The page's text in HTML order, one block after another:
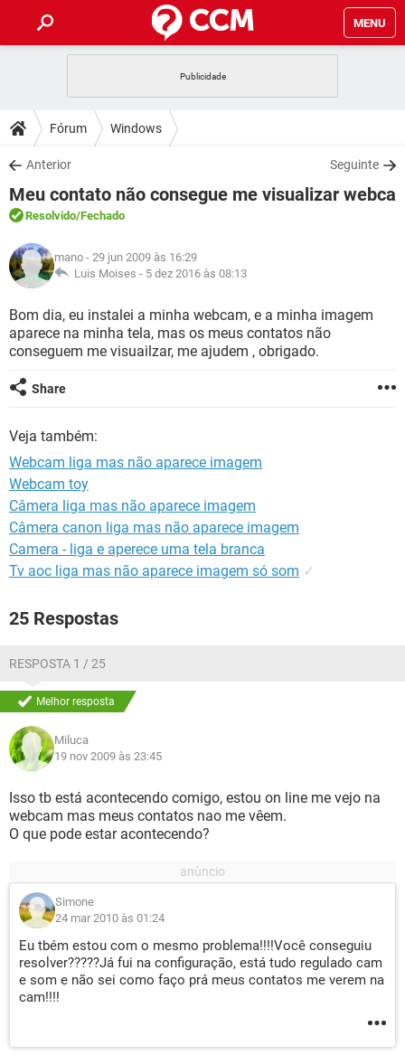
MENU
CELULAR
OUTLOOK
INSTAGRAM GMAIL
GUIA DE COMPRAS
DICAS
JOGOS
OUTLOOK
INSTAGRAM
GUIA DE COMPRAS
DOWNLOADS
JOGOS WHATSAPP
CELULAR
OUTLOOK
INSTAGRAM
GUIA DE COMPRAS
FÓRUM
JOGOS
CELULAR FACEBOOK
INSTAGRAM GMAIL
GLOSSÁRIO
JOGOS
CELULAR FACEBOOK
OUTLOOK EXCEL
INSTAGRAM
Fórum Windows
Anterior Seguinte
Meu contato não consegue me visualizar webca
Resolvido/Fechado
mano - 29 jun 2009 às 16:29
Luis Moises - 5 dez 2016 às 08:13
Bom dia, eu instalei a minha webcam, e a minha imagem
aparece na minha tela, mas os meus contatos não
conseguem me visuailzar, me ajudem , obrigado.
Share
Veja também:
Webcam liga mas não aparece imagem
Webcam toy
Câmera liga mas não aparece imagem
Câmera canon liga mas não aparece imagem
Camera - liga e aperece uma tela branca
Tv aoc liga mas não aparece imagem só som ✓
25 Respostas
RESPOSTA 1 / 25
Melhor resposta
Miluca
19 nov 2009 às 23:45
Isso tb está acontecendo comigo, estou on line me vejo na
webcam mas meus contatos nao me vêem.
O que pode estar acontecendo?
Simone
24 mar 2010 às 01:24
Eu tbém estou com o mesmo problema!!!!Você conseguiu
resolver?????Já fui na configuração, está tudo regulado cam
e som e não sei como faço prá meus contatos me verem na
cam!!!!